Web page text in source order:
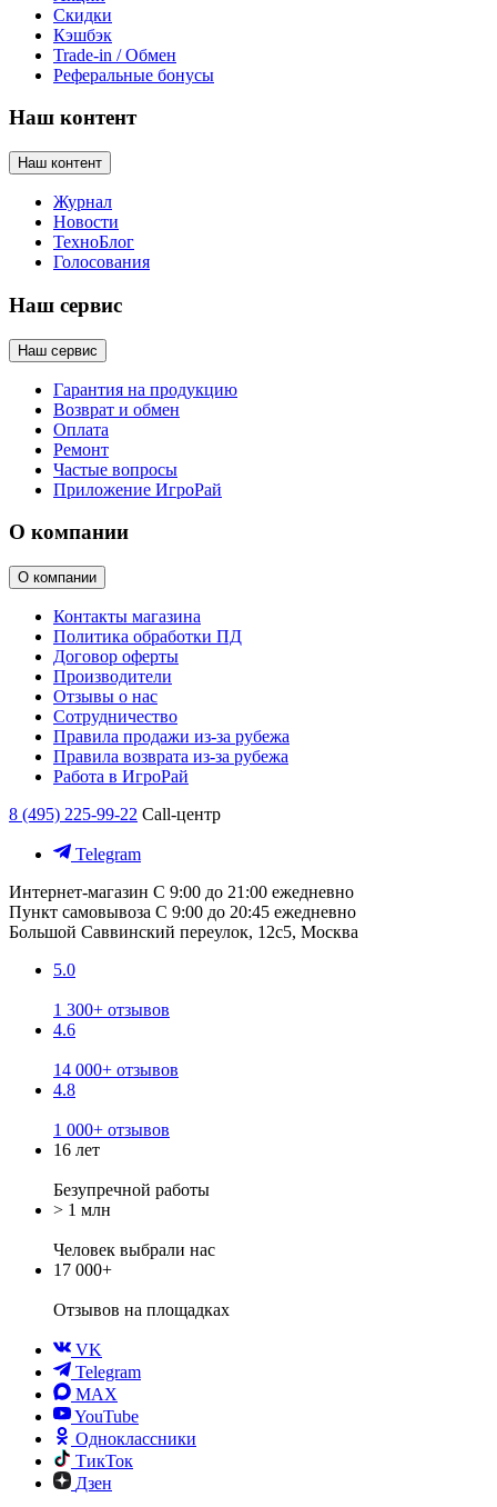
Скидки
Кэшбэк
Trade-in / Обмен
Реферальные бонусы
Наш контент
Наш контент
Журнал
Новости
ТехноБлог
Голосования
Наш сервис
Наш сервис
Гарантия на продукцию
Возврат и обмен
Оплата
Ремонт
Частые вопросы
Приложение ИгроРай
О компании
О компании
Контакты магазина
Политика обработки ПД
Договор оферты
Производители
Отзывы о нас
Сотрудничество
Правила продажи из-за рубежа
Правила возврата из-за рубежа
Работа в ИгроРай
8 (495) 225-99-22 Call-центр
Telegram
Интернет-магазин С 9:00 до 21:00 ежедневно
Пункт самовывоза С 9:00 до 20:45 ежедневно
Большой Саввинский переулок, 12с5, Москва
5.0
1 300+ отзывов
4.6
14 000+ отзывов
4.8
1 000+ отзывов
16 лет
Безупречной работы
> 1 млн
Человек выбрали нас
17 000+
Отзывов на площадках
VK
Telegram
MAX
YouTube
Одноклассники
ТикТок
Дзен